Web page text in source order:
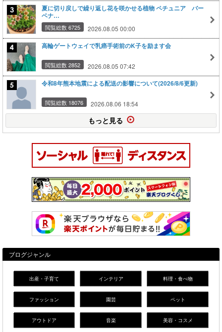
夏に切り戻しで繰り返し花を咲かせる植物 ペチュニア バー
ベナ…
閲覧総数 6725 2026.08.05 00:00
高輪ゲートウェイで乳癌手術前のK子を励ます会
閲覧総数 2852 2026.08.05 07:42
令和8年熊本地震による配送の影響について(2026/8/6更新)
閲覧総数 18076 2026.08.06 18:54
もっと見る
ブログジャンル
出産・子育て インテリア 料理・食べ物
ファッション 園芸 ペット
アウトドア 音楽 美容・コスメ